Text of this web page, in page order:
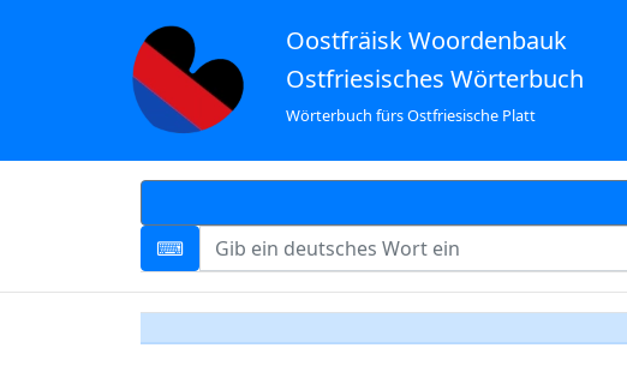
Oostfräisk Woordenbauk
Ostfriesisches Wörterbuch
Wörterbuch fürs Ostfriesische Platt